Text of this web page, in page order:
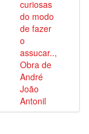
curiosas
do modo
de fazer
o
assucar..,
Obra de
André
João
Antonil